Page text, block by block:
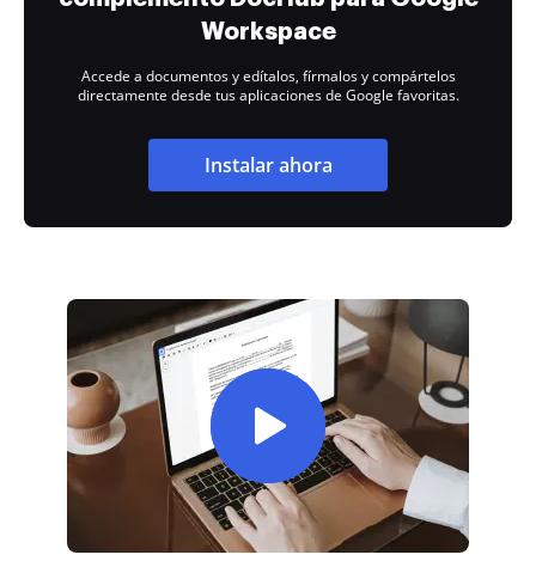
Workspace
Accede a documentos y edítalos, fírmalos y compártelos
directamente desde tus aplicaciones de Google favoritas.
Instalar ahora